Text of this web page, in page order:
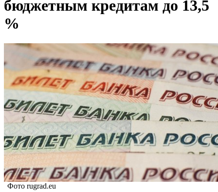
бюджетным кредитам до 13,5
%
Фото rugrad.eu